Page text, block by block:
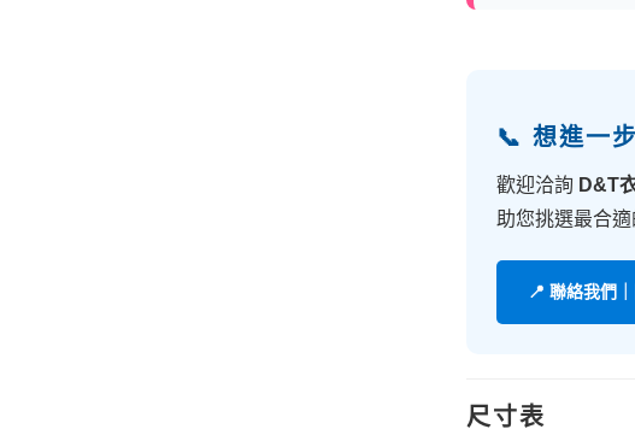
📞 想進一
歡迎洽詢 D&T
助您挑選最合適
📍 聯絡我們
尺寸表